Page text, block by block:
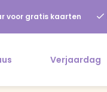
voor gratis kaarten
Verjaardag